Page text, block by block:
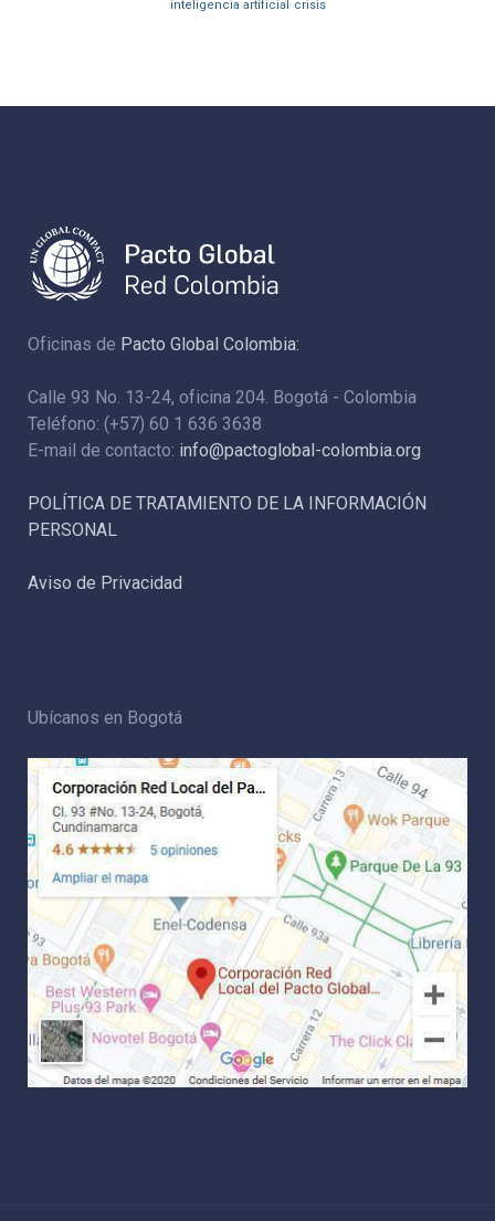
inteligencia artificial crisis
Oficinas de Pacto Global Colombia:
Calle 93 No. 13-24, oficina 204. Bogotá - Colombia
Teléfono: (+57) 60 1 636 3638
E-mail de contacto: info@pactoglobal-colombia.org
POLÍTICA DE TRATAMIENTO DE LA INFORMACIÓN
PERSONAL
Aviso de Privacidad
Ubícanos en Bogotá